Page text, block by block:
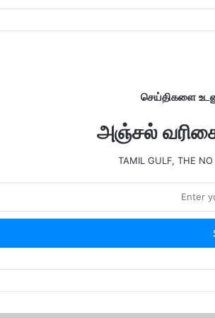
i
செய்திகளை
அஞ்சல்
TAMIL GULF, THE